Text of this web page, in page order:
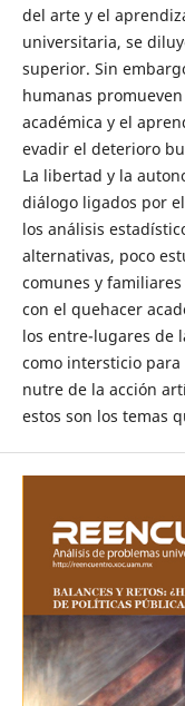
del arte y el
universitaria, se
superior. Sin
humanas
académica y el
evadir el deterioro
La libertad y la
diálogo ligados por
los análisis
alternativas, poco
comunes y
con el quehacer
los entre-lugares de
como intersticio
nutre de la acción
estos son los temas